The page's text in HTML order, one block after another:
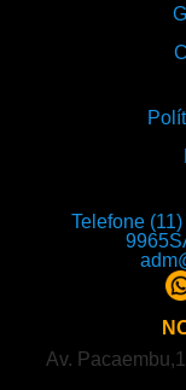
Telefone
9965
Av.